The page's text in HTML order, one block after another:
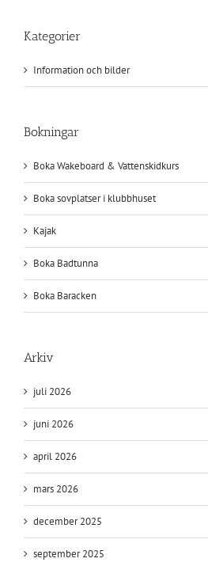
Kategorier
Information och bilder
Bokningar
Boka Wakeboard & Vattenskidkurs
Boka sovplatser i klubbhuset
Kajak
Boka Badtunna
Boka Baracken
Arkiv
juli 2026
juni 2026
april 2026
mars 2026
december 2025
september 2025